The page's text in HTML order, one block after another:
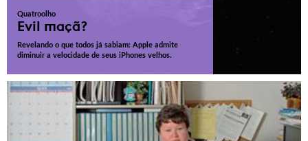
Quatroolho
Evil maçã?
Revelando o que todos já sabiam: Apple admite
diminuir a velocidade de seus iPhones velhos.